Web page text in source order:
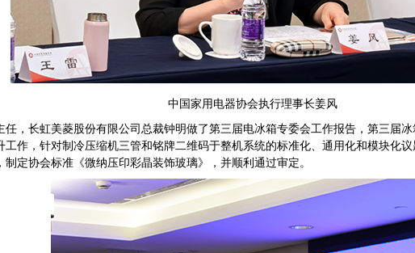
中国家用电器协会执行理事长姜风
长虹美菱股份有限公司总裁钟明做了第三届电冰箱专委会工作报告，第三届
作，针对制冷压缩机三管和铭牌二维码于整机系统的标准化、通用化和模块化
定协会标准《微纳压印彩晶装饰玻璃》，并顺利通过审定。